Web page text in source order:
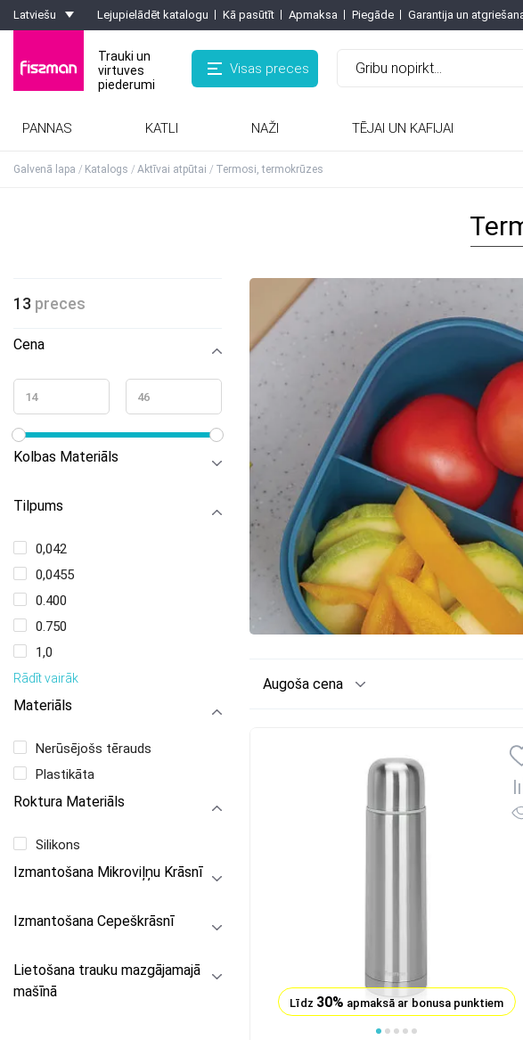
Latviešu Lejupielādēt katalogu Kā pasūtīt Apmaksa Piegāde Garantija un
Trauki un
virtuves
piederumi
Visas preces
PANNAS KATLI NAŽI TĒJAI UN KAFIJAI
Galvenā lapa Katalogs Aktīvai atpūtai Termosi, termokrūzes
13 preces
Cena
Kolbas Materiāls
Tilpums
0,042
0,0455
0.400
0.750
1,0
Rādīt vairāk
Materiāls
Nerūsējošs tērauds
Plastikāta
Roktura Materiāls
Silikons
Izmantošana Mikroviļņu Krāsnī
Izmantošana Cepeškrāsnī
Lietošana trauku mazgājamajā
mašīnā
Augoša cena
Līdz 30% apmaksā ar bonusa punktiem